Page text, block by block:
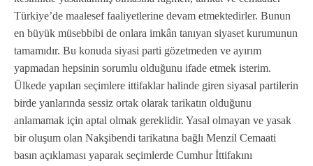
Türkiye’de maalesef faaliyetlerine devam etmektedirler. Bunun
en büyük müsebbibi de onlara imkân tanıyan siyaset kurumunun
tamamıdır. Bu konuda siyasi parti gözetmeden ve ayırım
yapmadan hepsinin sorumlu olduğunu ifade etmek isterim.
Ülkede yapılan seçimlere ittifaklar halinde giren siyasal partilerin
birde yanlarında sessiz ortak olarak tarikatın olduğunu
anlamamak için aptal olmak gereklidir. Yasal olmayan ve yasak
bir oluşum olan Nakşibendi tarikatına bağlı Menzil Cemaati
basın açıklaması yaparak seçimlerde Cumhur İttifakını